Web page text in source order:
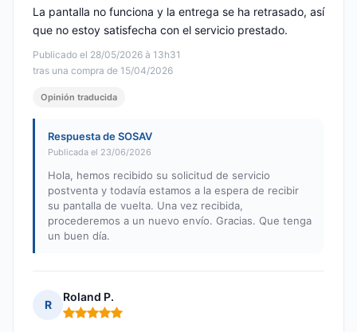
Publicado el 28/05/2026 à 13h31
tras una compra de 15/04/2026
La pantalla no funciona y la entrega se ha retrasado, así
que no estoy satisfecha con el servicio prestado.
Opinión traducida
Respuesta de SOSAV
Publicada el 23/06/2026
Hola, hemos recibido su solicitud de servicio
postventa y todavía estamos a la espera de recibir
su pantalla de vuelta. Una vez recibida,
procederemos a un nuevo envío. Gracias. Que tenga
un buen día.
R
Roland P.
Nota: 5 de 5